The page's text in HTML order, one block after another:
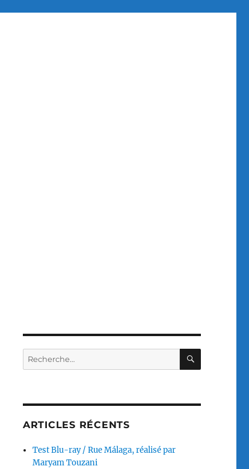
Recherche
pour :
ARTICLES RÉCENTS
Test Blu-ray / Rue Málaga, réalisé par
Maryam Touzani